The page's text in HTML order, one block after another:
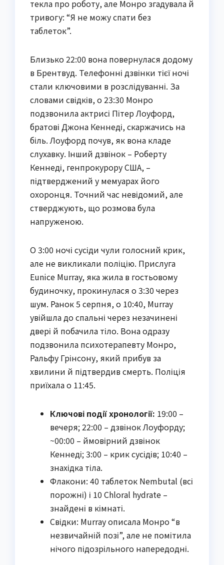
текла про роботу, але Монро згадувала й
тривогу: “Я не можу спати без
таблеток”.
Близько 22:00 вона повернулася додому
в Брентвуд. Телефонні дзвінки тієї ночі
стали ключовими в розслідуванні. За
словами свідків, о 23:30 Монро
подзвонила актрисі Пітер Лоуфорд,
братові Джона Кеннеді, скаржачись на
біль. Лоуфорд почув, як вона кладе
слухавку. Інший дзвінок – Роберту
Кеннеді, генпрокурору США, –
підтверджений у мемуарах його
охоронця. Точний час невідомий, але
стверджують, що розмова була
напруженою.
О 3:00 ночі сусіди чули голосний крик,
але не викликали поліцію. Прислуга
Eunice Murray, яка жила в гостьовому
будиночку, прокинулася о 3:30 через
шум. Ранок 5 серпня, о 10:40, Murray
увійшла до спальні через незачинені
двері й побачила тіло. Вона одразу
подзвонила психотерапевту Монро,
Ральфу Грінсону, який прибув за
хвилини й підтвердив смерть. Поліція
приїхала о 11:45.
Ключові події хронології: 19:00 –
вечеря; 22:00 – дзвінок Лоуфорду;
~00:00 – ймовірний дзвінок
Кеннеді; 3:00 – крик сусідів; 10:40 –
знахідка тіла.
Флакони: 40 таблеток Nembutal (всі
порожні) і 10 Chloral hydrate –
знайдені в кімнаті.
Свідки: Murray описала Монро “в
незвичайній позі”, але не помітила
нічого підозрільного напередодні.